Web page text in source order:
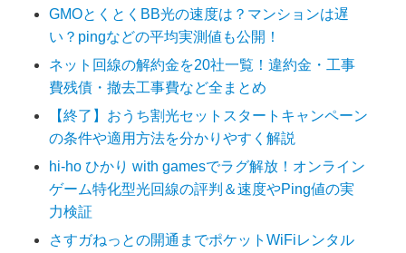
GMOとくとくBB光の速度は？マンションは遅
い？pingなどの平均実測値も公開！
ネット回線の解約金を20社一覧！違約金・工事
費残債・撤去工事費など全まとめ
【終了】おうち割光セットスタートキャンペーン
の条件や適用方法を分かりやすく解説
hi-ho ひかり with gamesでラグ解放！オンライン
ゲーム特化型光回線の評判＆速度やPing値の実
力検証
さすガねっとの開通までポケットWiFiレンタル